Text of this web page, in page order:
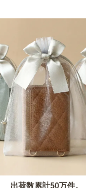
出荷数累計50万件。